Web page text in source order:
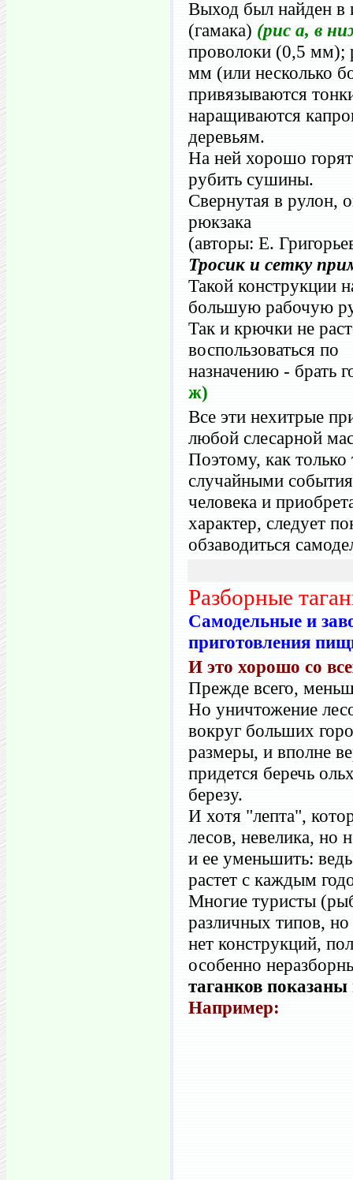
Выход был найден в
(гамака) (рис а, в
проволоки (0,5 мм);
мм (или несколько
привязываются
наращиваются
деревьям.
На ней хорошо
рубить сушины.
Свернутая в рулон,
рюкзака
(авторы: Е.
Тросик и сетку
Такой конструкции
большую рабочую
Так и крючки не
воспользоваться по
назначению - брать
ж)
Все эти нехитрые
любой слесарной
Поэтому, как
случайными
человека и
характер, следует
обзаводиться
Разборные
Самодельные и
приготовления
И это хорошо со
Прежде всего,
Но уничтожение
вокруг больших
размеры, и вполне
придется беречь
березу.
И хотя "лепта",
лесов, невелика, но
и ее уменьшить:
растет с каждым
Многие туристы
различных типов,
нет конструкций,
особенно
таганков показаны
Например: